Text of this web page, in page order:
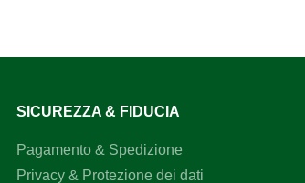
SICUREZZA & FIDUCIA
Pagamento & Spedizione
Privacy & Protezione dei dati